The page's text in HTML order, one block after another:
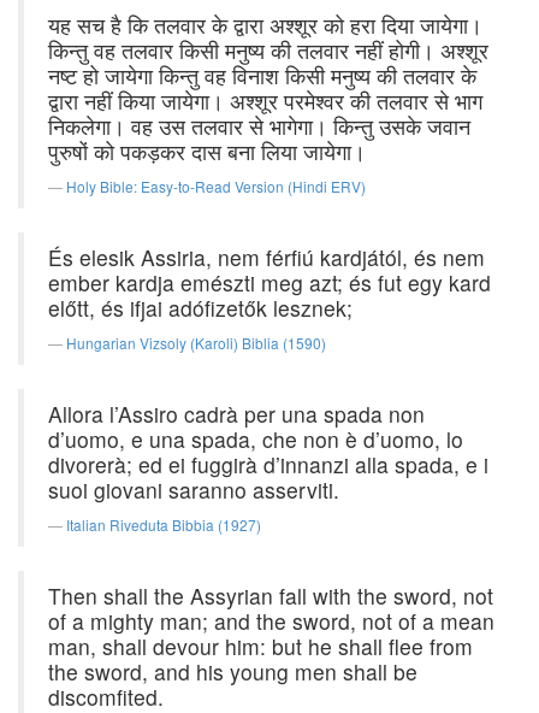
यह सच है कि तलवार के द्वारा अश्शूर को हरा दिया जायेगा।
किन्तु वह तलवार किसी मनुष्य की तलवार नहीं होगी। अश्शूर
नष्ट हो जायेगा किन्तु वह विनाश किसी मनुष्य की तलवार के
द्वारा नहीं किया जायेगा। अश्शूर परमेश्वर की तलवार से भाग
निकलेगा। वह उस तलवार से भागेगा। किन्तु उसके जवान
पुरुषों को पकड़कर दास बना लिया जायेगा।
Holy Bible: Easy-to-Read Version (Hindi ERV)
És elesik Assiria, nem férfiú kardjától, és nem
ember kardja emészti meg azt; és fut egy kard
előtt, és ifjai adófizetők lesznek;
Hungarian Vizsoly (Karoli) Biblia (1590)
Allora l’Assiro cadrà per una spada non
d’uomo, e una spada, che non è d’uomo, lo
divorerà; ed ei fuggirà d’innanzi alla spada, e i
suoi giovani saranno asserviti.
Italian Riveduta Bibbia (1927)
Then shall the Assyrian fall with the sword, not
of a mighty man; and the sword, not of a mean
man, shall devour him: but he shall flee from
the sword, and his young men shall be
discomfited.